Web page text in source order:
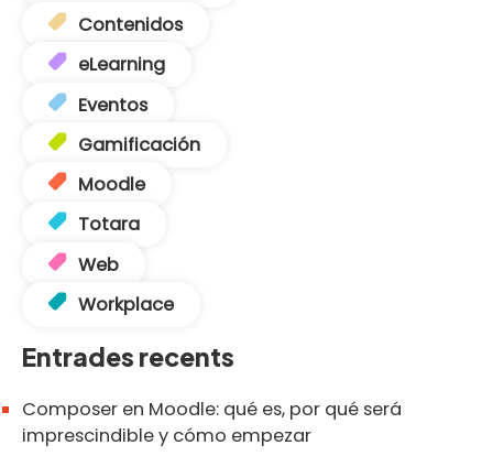
Contenidos
eLearning
Eventos
Gamificación
Moodle
Totara
Web
Workplace
Entrades recents
Composer en Moodle: qué es, por qué será
imprescindible y cómo empezar